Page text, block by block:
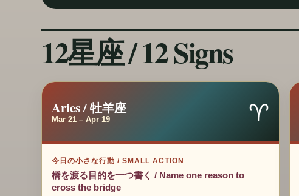
12星座 / 12 Signs
Aries / 牡羊座
Mar 21 – Apr 19 ♈
今日の小さな行動 / SMALL ACTION
橋を渡る目的を一つ書く / Name one reason to
cross the bridge